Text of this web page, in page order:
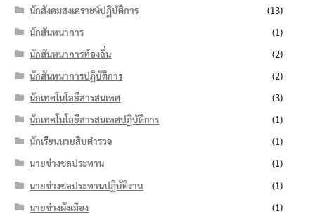
นักสังคมสงเคราะห์ปฏิบัติการ
(13)
นักสันทนาการ
(1)
นักสันทนาการท้องถิ่น
(2)
นักสันทนาการปฏิบัติการ
(2)
นักเทคโนโลยีสารสนเทศ
(3)
นักเทคโนโลยีสารสนเทศปฏิบัติการ
(1)
นักเรียนนายสิบตำรวจ
(1)
นายช่างชลประทาน
(1)
นายช่างชลประทานปฏิบัติงาน
(1)
นายช่างผังเมือง
(1)